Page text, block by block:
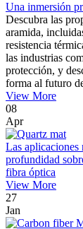
Una inmersión
Descubra las
aramida,
resistencia
las industrias
protección, y
forma al futuro
View More
08
Apr
Las aplicaciones
profundidad
fibra óptica
View More
27
Jan